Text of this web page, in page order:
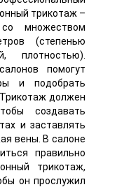
трикотаж –
множеством
(степенью
плотностью).
помогут
и подобрать
должен
создавать
и заставлять
вены. В салоне
правильно
трикотаж,
он прослужил